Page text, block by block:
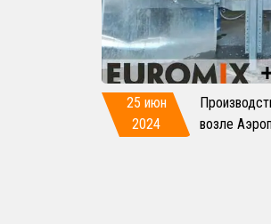
25 июн
2024
возле